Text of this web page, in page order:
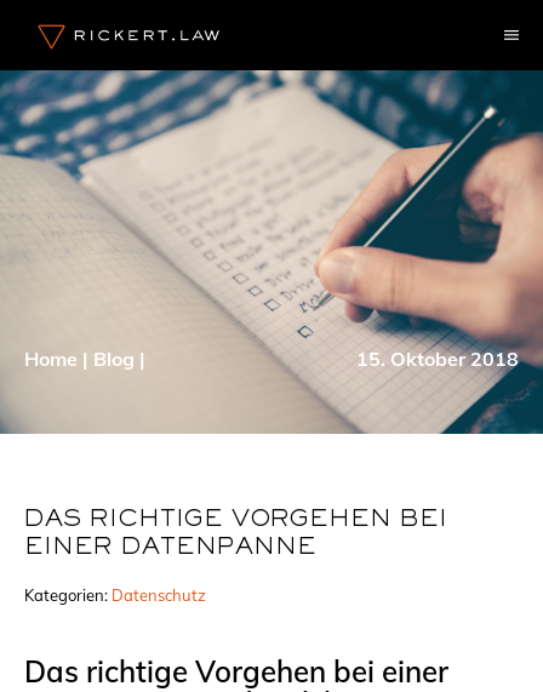
Inhalt
springen
Home | Blog | 15. Oktober 2018
DAS RICHTIGE VORGEHEN BEI
EINER DATENPANNE
Kategorien: Datenschutz
Das richtige Vorgehen bei einer